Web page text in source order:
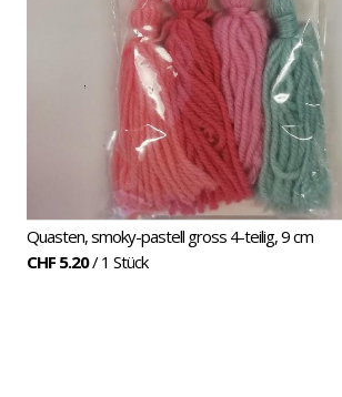
Quasten, smoky-pastell gross 4-teilig, 9 cm
CHF 5.20/ 1 Stück